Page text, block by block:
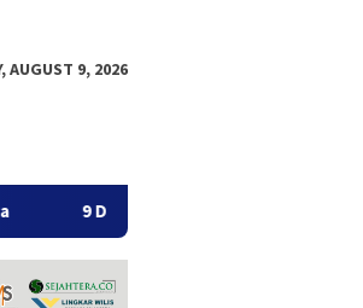
AUGUST 9, 2026
di 6 Kecamatan Tulungagung Alami